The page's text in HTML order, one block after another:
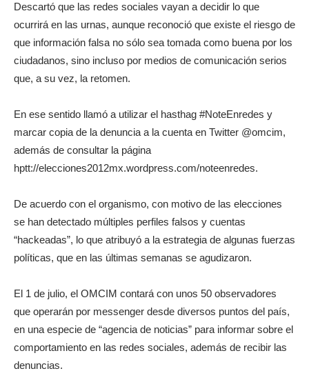
Descartó que las redes sociales vayan a decidir lo que
ocurrirá en las urnas, aunque reconoció que existe el riesgo de
que información falsa no sólo sea tomada como buena por los
ciudadanos, sino incluso por medios de comunicación serios
que, a su vez, la retomen.
En ese sentido llamó a utilizar el hasthag #NoteEnredes y
marcar copia de la denuncia a la cuenta en Twitter @omcim,
además de consultar la página
hptt://elecciones2012mx.wordpress.com/noteenredes.
De acuerdo con el organismo, con motivo de las elecciones
se han detectado múltiples perfiles falsos y cuentas
“hackeadas”, lo que atribuyó a la estrategia de algunas fuerzas
políticas, que en las últimas semanas se agudizaron.
El 1 de julio, el OMCIM contará con unos 50 observadores
que operarán por messenger desde diversos puntos del país,
en una especie de “agencia de noticias” para informar sobre el
comportamiento en las redes sociales, además de recibir las
denuncias.